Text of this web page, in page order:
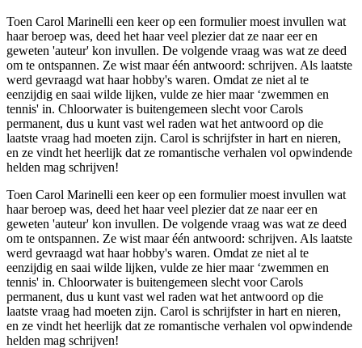
Toen Carol Marinelli een keer op een formulier moest invullen wat
haar beroep was, deed het haar veel plezier dat ze naar eer en
geweten 'auteur' kon invullen. De volgende vraag was wat ze deed
om te ontspannen. Ze wist maar één antwoord: schrijven. Als laatste
werd gevraagd wat haar hobby's waren. Omdat ze niet al te
eenzijdig en saai wilde lijken, vulde ze hier maar ‘zwemmen en
tennis' in. Chloorwater is buitengemeen slecht voor Carols
permanent, dus u kunt vast wel raden wat het antwoord op die
laatste vraag had moeten zijn. Carol is schrijfster in hart en nieren,
en ze vindt het heerlijk dat ze romantische verhalen vol opwindende
helden mag schrijven!
Toen Carol Marinelli een keer op een formulier moest invullen wat
haar beroep was, deed het haar veel plezier dat ze naar eer en
geweten 'auteur' kon invullen. De volgende vraag was wat ze deed
om te ontspannen. Ze wist maar één antwoord: schrijven. Als laatste
werd gevraagd wat haar hobby's waren. Omdat ze niet al te
eenzijdig en saai wilde lijken, vulde ze hier maar ‘zwemmen en
tennis' in. Chloorwater is buitengemeen slecht voor Carols
permanent, dus u kunt vast wel raden wat het antwoord op die
laatste vraag had moeten zijn. Carol is schrijfster in hart en nieren,
en ze vindt het heerlijk dat ze romantische verhalen vol opwindende
helden mag schrijven!